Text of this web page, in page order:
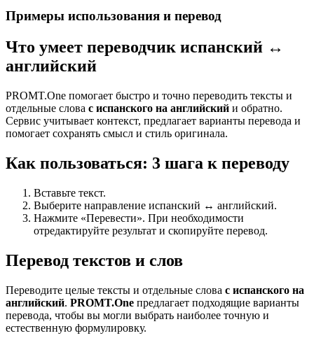
Примеры использования и перевод
Что умеет переводчик испанский ↔
английский
PROMT.One помогает быстро и точно переводить тексты и
отдельные слова с испанского на английский и обратно.
Сервис учитывает контекст, предлагает варианты перевода и
помогает сохранять смысл и стиль оригинала.
Как пользоваться: 3 шага к переводу
Вставьте текст.
Выберите направление испанский ↔ английский.
Нажмите «Перевести». При необходимости
отредактируйте результат и скопируйте перевод.
Перевод текстов и слов
Переводите целые тексты и отдельные слова с испанского на
английский. PROMT.One предлагает подходящие варианты
перевода, чтобы вы могли выбрать наиболее точную и
естественную формулировку.